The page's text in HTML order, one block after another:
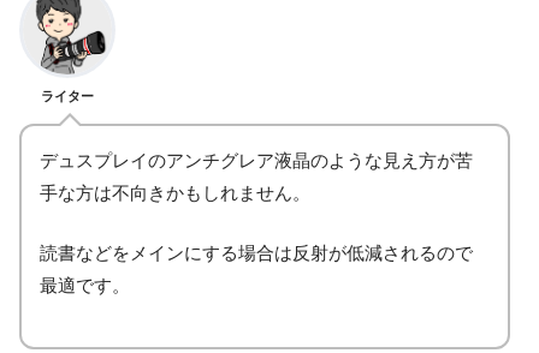
ライター
デュスプレイのアンチグレア液晶のような見え方が苦
手な方は不向きかもしれません。
読書などをメインにする場合は反射が低減されるので
最適です。